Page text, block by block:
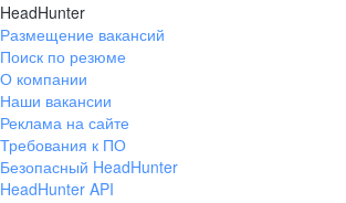
HeadHunter
Размещение вакансий
Поиск по резюме
О компании
Наши вакансии
Реклама на сайте
Требования к ПО
Безопасный HeadHunter
HeadHunter API